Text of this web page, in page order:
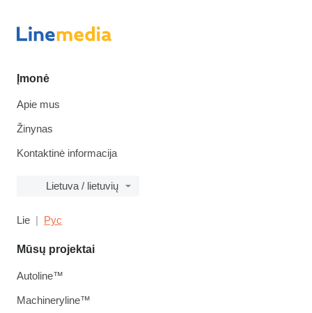
Įmonė
Apie mus
Žinynas
Kontaktinė informacija
Lietuva / lietuvių
Lie Рус
Mūsų projektai
Autoline™
Machineryline™